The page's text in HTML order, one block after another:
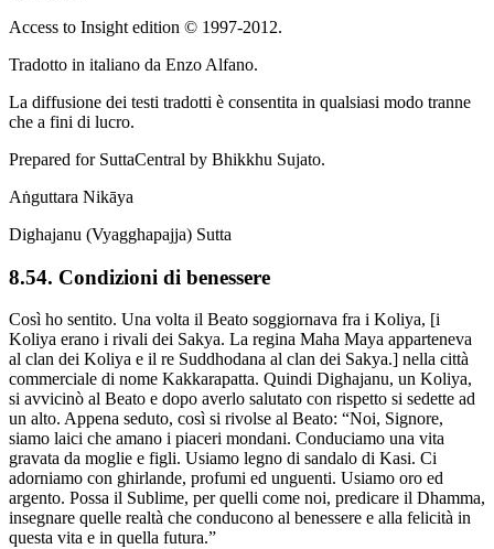
Access to Insight edition © 1997-2012.
Tradotto in italiano da Enzo Alfano.
La diffusione dei testi tradotti è consentita in qualsiasi modo tranne
che a fini di lucro.
Prepared for SuttaCentral by Bhikkhu Sujato.
Aṅguttara Nikāya
Dighajanu (Vyagghapajja) Sutta
8.54. Condizioni di benessere
Così ho sentito. Una volta il Beato soggiornava fra i Koliya, [i
Koliya erano i rivali dei Sakya. La regina Maha Maya apparteneva
al clan dei Koliya e il re Suddhodana al clan dei Sakya.] nella città
commerciale di nome Kakkarapatta. Quindi Dighajanu, un Koliya,
si avvicinò al Beato e dopo averlo salutato con rispetto si sedette ad
un alto. Appena seduto, così si rivolse al Beato: “Noi, Signore,
siamo laici che amano i piaceri mondani. Conduciamo una vita
gravata da moglie e figli. Usiamo legno di sandalo di Kasi. Ci
adorniamo con ghirlande, profumi ed unguenti. Usiamo oro ed
argento. Possa il Sublime, per quelli come noi, predicare il Dhamma,
insegnare quelle realtà che conducono al benessere e alla felicità in
questa vita e in quella futura.”